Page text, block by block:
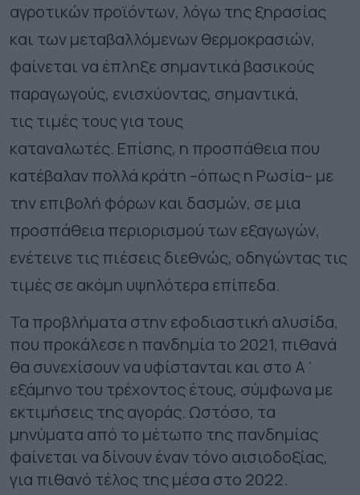
αγροτικών προϊόντων, λόγω της ξηρασίας
και των μεταβαλλόμενων θερμοκρασιών,
φαίνεται να έπληξε σημαντικά βασικούς
παραγωγούς, ενισχύοντας, σημαντικά,
τις τιμές τους για τους
καταναλωτές. Επίσης, η προσπάθεια που
κατέβαλαν πολλά κράτη –όπως η Ρωσία– με
την επιβολή φόρων και δασμών, σε μια
προσπάθεια περιορισμού των εξαγωγών,
ενέτεινε τις πιέσεις διεθνώς, οδηγώντας τις
τιμές σε ακόμη υψηλότερα επίπεδα.
Τα προβλήματα στην εφοδιαστική αλυσίδα,
που προκάλεσε η πανδημία το 2021, πιθανά
θα συνεχίσουν να υφίστανται και στο Α΄
εξάμηνο του τρέχοντος έτους, σύμφωνα με
εκτιμήσεις της αγοράς. Ωστόσο, τα
μηνύματα από το μέτωπο της πανδημίας
φαίνεται να δίνουν έναν τόνο αισιοδοξίας,
για πιθανό τέλος της μέσα στο 2022.